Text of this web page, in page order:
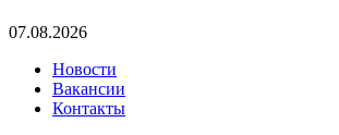
07.08.2026
Новости
Вакансии
Контакты